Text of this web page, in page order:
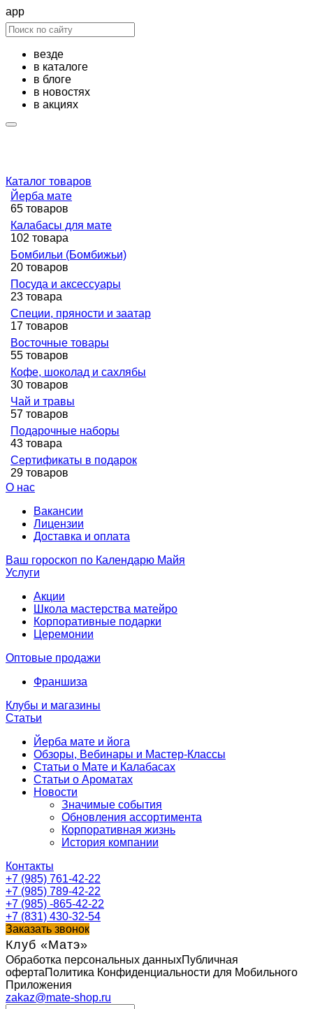
app
везде
в каталоге
в блоге
в новостях
в акциях
Каталог товаров
Йерба мате
65 товаров
Калабасы для мате
102 товара
Бомбильи (Бомбижьи)
20 товаров
Посуда и аксессуары
23 товара
Специи, пряности и заатар
17 товаров
Восточные товары
55 товаров
Кофе, шоколад и сахлябы
30 товаров
Чай и травы
57 товаров
Подарочные наборы
43 товара
Сертификаты в подарок
29 товаров
О нас
Вакансии
Лицензии
Доставка и оплата
Ваш гороскоп по Календарю Майя
Услуги
Акции
Школа мастерства матейро
Корпоративные подарки
Церемонии
Оптовые продажи
Франшиза
Клубы и магазины
Статьи
Йерба мате и йога
Обзоры, Вебинары и Мастер-Классы
Статьи о Мате и Калабасах
Статьи о Ароматах
Новости
Значимые события
Обновления ассортимента
Корпоративная жизнь
История компании
Контакты
+7 (985) 761-42-22
+7 (985) 789-42-22
+7 (985) -865-42-22
+7 (831) 430-32-54
Заказать звонок
Клуб «Матэ»
Обработка персональных данныхПубличная
офертаПолитика Конфиденциальности для Мобильного
Приложения
zakaz@mate-shop.ru